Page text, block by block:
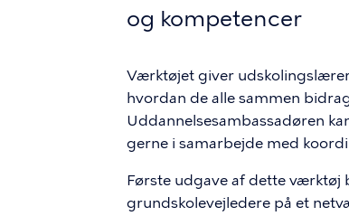
og kompetencer
Værktøjet giver
hvordan de alle sammen
Uddannelsesambassadøren
gerne i samarbejde med
Første udgave af dette værktøj
grundskolevejledere på et